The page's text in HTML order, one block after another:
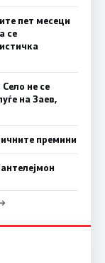
пет месеци
се
не се
на Заев,
премини